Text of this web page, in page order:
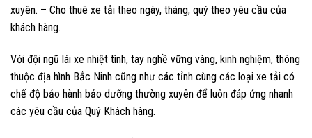
xuyên. – Cho thuê xe tải theo ngày, tháng, quý theo yêu cầu của
khách hàng.
Với đội ngũ lái xe nhiệt tình, tay nghề vững vàng, kinh nghiệm, thông
thuộc địa hình Bắc Ninh cũng như các tỉnh cùng các loại xe tải có
chế độ bảo hành bảo dưỡng thường xuyên để luôn đáp ứng nhanh
các yêu cầu của Quý Khách hàng.